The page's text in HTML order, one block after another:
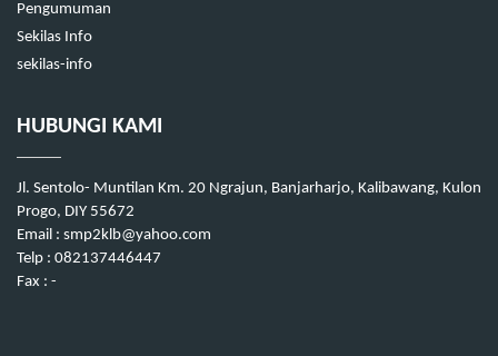
Pengumuman
Sekilas Info
sekilas-info
HUBUNGI KAMI
Jl. Sentolo- Muntilan Km. 20 Ngrajun, Banjarharjo, Kalibawang, Kulon
Progo, DIY 55672
Email : smp2klb@yahoo.com
Telp : 082137446447
Fax : -